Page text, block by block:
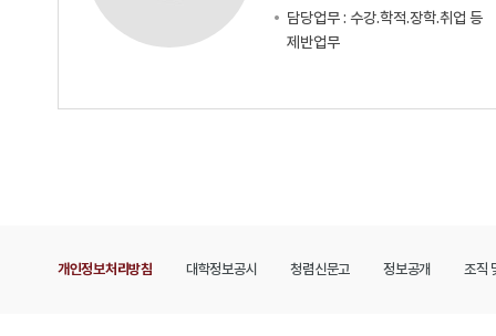
담당업무 : 수강.학적.장학.취업 등
제반업무
개인정보처리방침 대학정보공시 청렴신문고 정보공개 조직